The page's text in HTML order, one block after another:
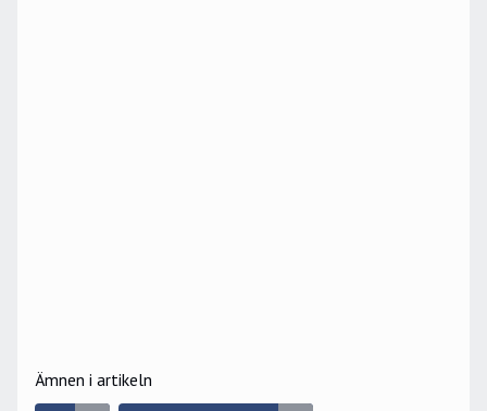
Ämnen i artikeln